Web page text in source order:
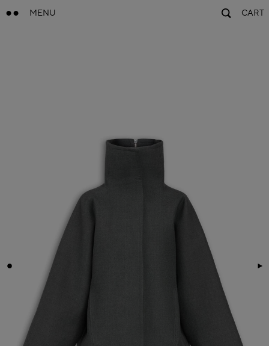
MENU CART